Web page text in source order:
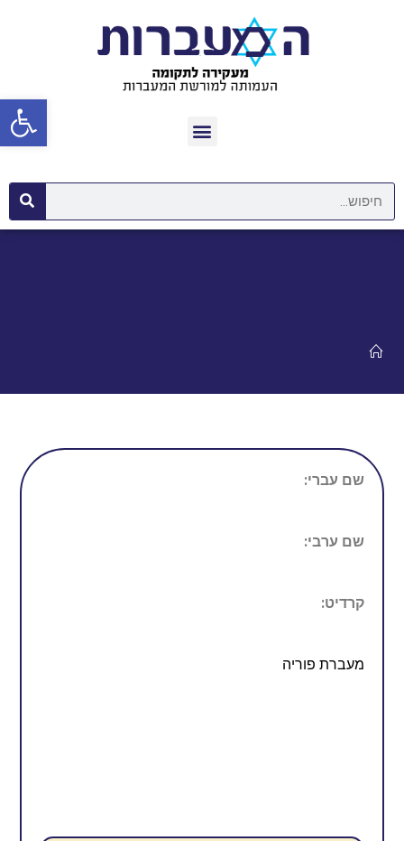
שם עברי:
שם ערבי:
קרדיט:
מעברת פוריה
פתח סרגל נגישות